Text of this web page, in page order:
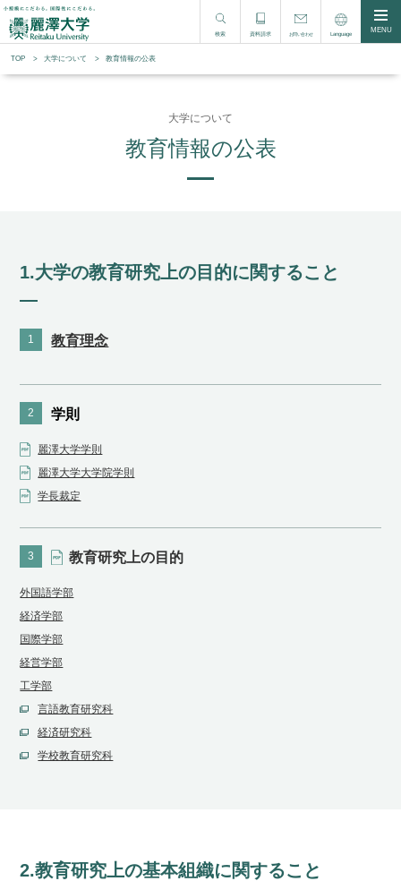
検索 資料請求 お問い合わせ Language MENU
TOP 大学について 教育情報の公表
大学について
教育情報の公表
1.⼤学の教育研究上の⽬的に関すること
1 教育理念
2 学則
麗澤大学学則
麗澤大学大学院学則
学長裁定
3 教育研究上の目的
外国語学部
経済学部
国際学部
経営学部
工学部
⾔語教育研究科
経済研究科
学校教育研究科
2.教育研究上の基本組織に関すること